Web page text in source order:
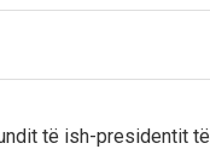
të ish-presidentit të